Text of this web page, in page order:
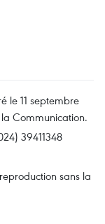
le 11 septembre
Communication.
39411348
sans la